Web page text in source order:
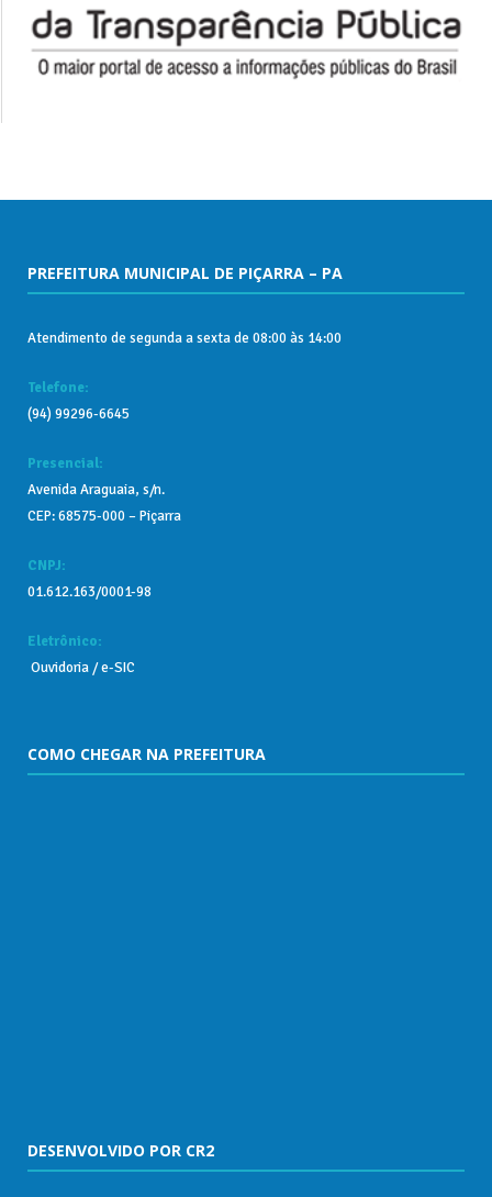
PREFEITURA MUNICIPAL DE PIÇARRA – PA
Atendimento de segunda a sexta de 08:00 às 14:00
Telefone:
(94) 99296-6645
Presencial:
Avenida Araguaia, s/n.
CEP: 68575-000 – Piçarra
CNPJ:
01.612.163/0001-98
Eletrônico:
Ouvidoria /e-SIC
COMO CHEGAR NA PREFEITURA
DESENVOLVIDO POR CR2